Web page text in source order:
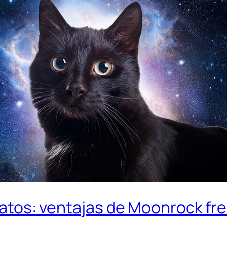
ventajas de Moonrock